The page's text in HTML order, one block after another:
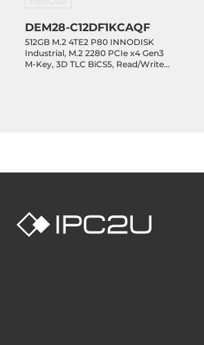
DEM28-C12DF1KCAQF
512GB M.2 4TE2 P80 INNODISK
Industrial, M.2 2280 PCIe x4 Gen3
M-Key, 3D TLC BiCS5, Read/Write